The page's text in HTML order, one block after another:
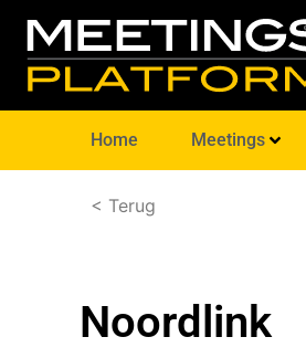
Home Meetings
< Terug
Noordlink